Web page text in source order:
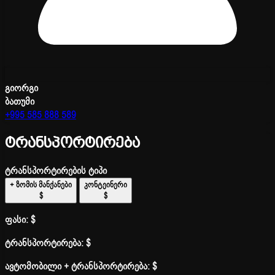
გიორგი
ბათუმი
+995 585 888 589
ტრანსპორტირება
ტრანსპორტირების ტიპი
+ ზომის მანქანები
$
კონტეინერი
$
ფასი:$
ტრანსპორტირება:$
ავტომობილი + ტრანსპორტირება:$